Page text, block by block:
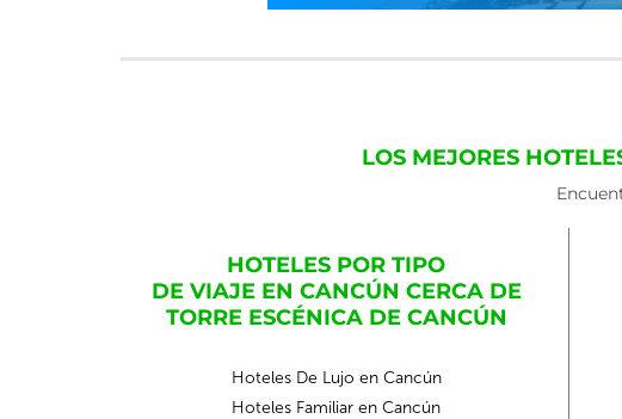
LOS MEJORES
HOTELES POR TIPO
DE VIAJE EN CANCÚN CERCA DE
TORRE ESCÉNICA DE CANCÚN
Hoteles De Lujo en Cancún
Hoteles Familiar en Cancún